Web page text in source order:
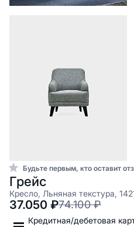
Будьте первым, кто оставит
Грейс
Кресло, Льняная текстура,
74.100 ₽
37.050 ₽
Кредитная/дебетовая